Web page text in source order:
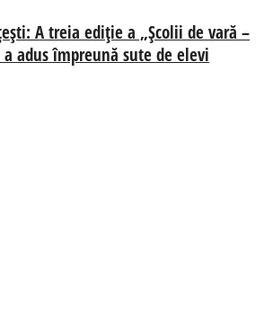
A treia ediție a „Școlii de vară –
adus împreună sute de elevi